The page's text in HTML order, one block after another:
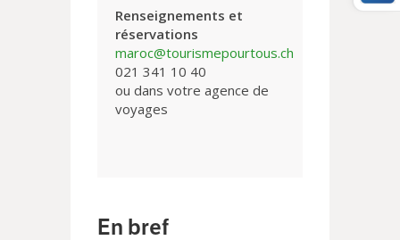
Renseignements et
réservations
maroc@tourismepourtous.ch
021 341 10 40
ou dans votre agence de
voyages
En bref